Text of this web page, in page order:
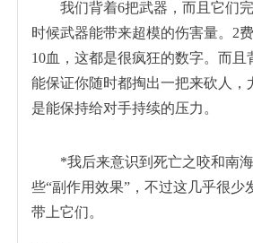
我们背着6把武器，而且它们
时候武器能带来超模的伤害量。2
10血，这都是很疯狂的数字。而且
能保证你随时都掏出一把来砍人，
是能保持给对手持续的压力。
*我后来意识到死亡之咬和南
些“副作用效果”，不过这几乎很少
带上它们。